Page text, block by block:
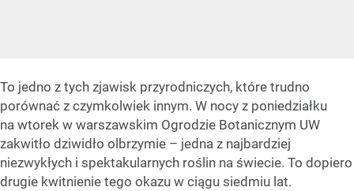
To jedno z tych zjawisk przyrodniczych, które trudno
porównać z czymkolwiek innym. W nocy z poniedziałku
na wtorek w warszawskim Ogrodzie Botanicznym UW
zakwitło dziwidło olbrzymie – jedna z najbardziej
niezwykłych i spektakularnych roślin na świecie. To dopiero
drugie kwitnienie tego okazu w ciągu siedmiu lat.